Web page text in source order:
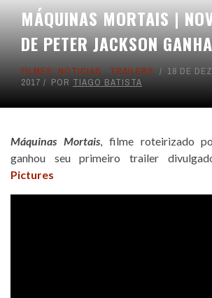
MÁQUINAS MORTAIS |
DE PETER JACKSON
FILMES, NOTICIAS , TRAILERS
18 DE
2017
POR TIAGO BATISTA
Máquinas Mortais, filme roteirizado
ganhou seu primeiro trailer
Pictures